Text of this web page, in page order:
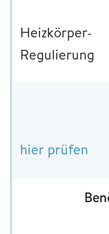
Heizkörper-
Regulierung
hier prüfen